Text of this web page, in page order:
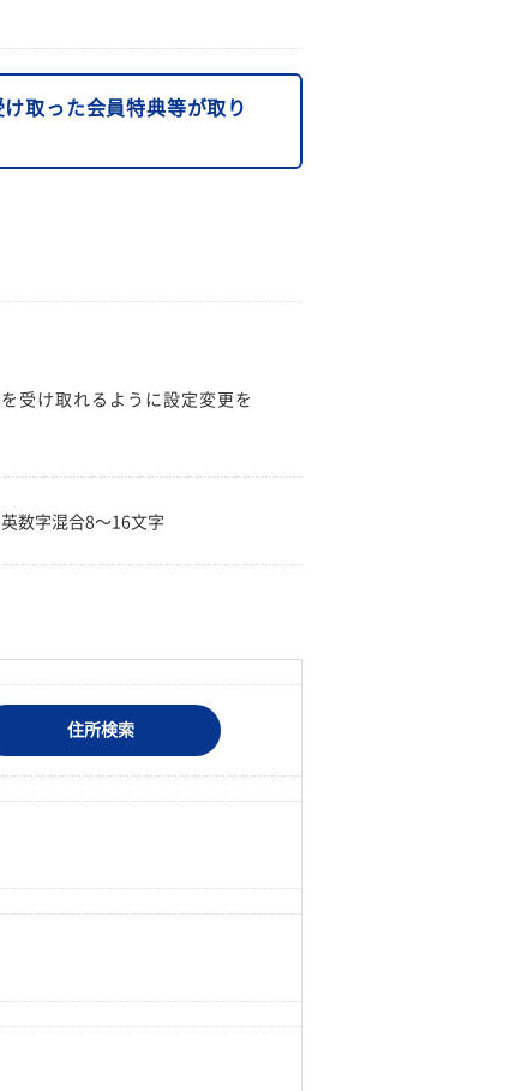
取った会員特典等が取り
受け取れるように設定変更を
数字混合8〜16文字
住所検索